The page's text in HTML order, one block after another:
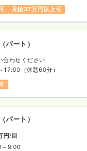
月給37万円以上可
パート）
合わせください
17:00 （休憩60分）
パート）
円/回
9:00